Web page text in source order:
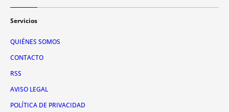
Servicios
QUIÉNES SOMOS
CONTACTO
RSS
AVISO LEGAL
POLÍTICA DE PRIVACIDAD